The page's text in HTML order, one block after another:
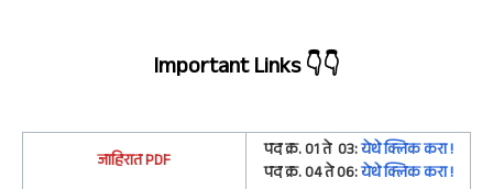
Important Links👇👇
जाहिरातPDF पद क्र. 01 ते 03:येथे क्लिक करा !
पद क्र. 04 ते 06:येथे क्लिक करा !